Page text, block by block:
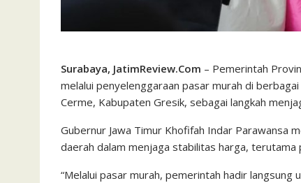
Surabaya, JatimReview.Com – Pemerintah
melalui penyelenggaraan pasar murah di
Cerme, Kabupaten Gresik, sebagai langkah
Gubernur Jawa Timur Khofifah Indar Parawansa
daerah dalam menjaga stabilitas harga, terutama
“Melalui pasar murah, pemerintah hadir